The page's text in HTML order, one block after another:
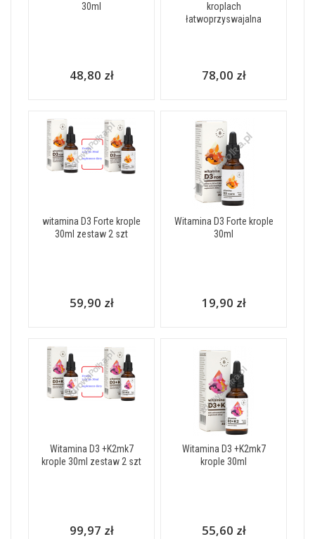
30ml
48,80 zł
kroplach
łatwoprzyswajalna
78,00 zł
witamina D3 Forte krople
30ml zestaw 2 szt
59,90 zł
Witamina D3 Forte krople
30ml
19,90 zł
Witamina D3 +K2mk7
krople 30ml zestaw 2 szt
99,97 zł
Witamina D3 +K2mk7
krople 30ml
55,60 zł